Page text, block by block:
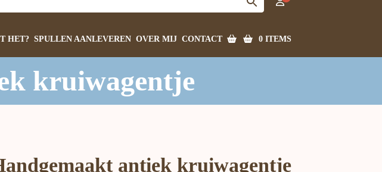
HET? SPULLEN AANLEVEREN OVER MIJ CONTACT 0 ITEMS
kruiwagentje
antiek kruiwagentje